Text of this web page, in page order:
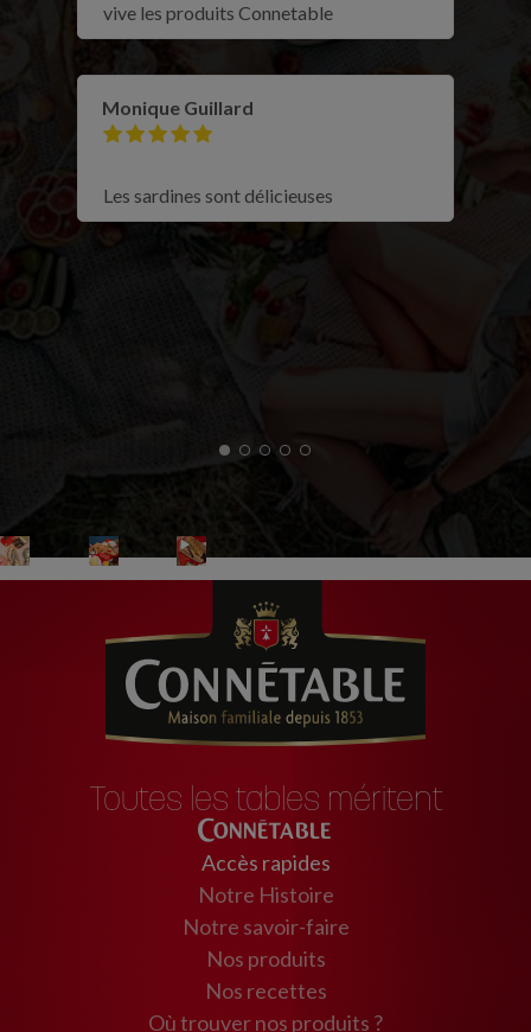
vive les produits Connetable
Monique Guillard
Les sardines sont délicieuses
Accès rapides
Notre Histoire
Notre savoir-faire
Nos produits
Nos recettes
Où trouver nos produits ?
Toutes les tables méritent
Connétable